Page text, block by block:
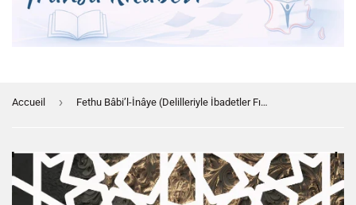
Accueil › Fethu Bâbi’l-İnâye (Delilleriyle İbadetler Fıkhı)